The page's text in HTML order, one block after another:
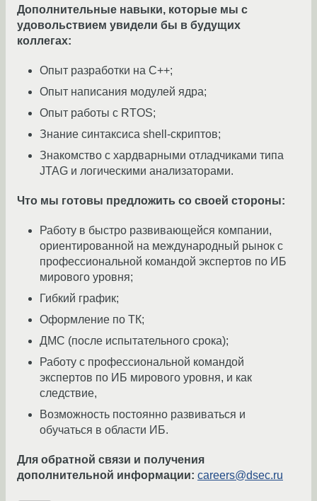
Дополнительные навыки, которые мы с
удовольствием увидели бы в будущих
коллегах:
Опыт разработки на С++;
Опыт написания модулей ядра;
Опыт работы с RTOS;
Знание синтаксиса shell-скриптов;
Знакомство с хардварными отладчиками типа
JTAG и логическими анализаторами.
Что мы готовы предложить со своей стороны:
Работу в быстро развивающейся компании,
ориентированной на международный рынок с
профессиональной командой экспертов по ИБ
мирового уровня;
Гибкий график;
Оформление по ТК;
ДМС (после испытательного срока);
Работу с профессиональной командой
экспертов по ИБ мирового уровня, и как
следствие,
Возможность постоянно развиваться и
обучаться в области ИБ.
Для обратной связи и получения
дополнительной информации: careers@dsec.ru